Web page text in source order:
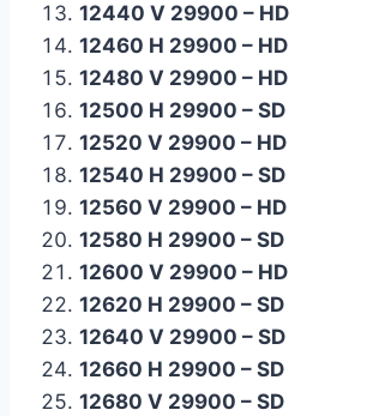
12440 V 29900 – HD
12460 H 29900 – HD
12480 V 29900 – HD
12500 H 29900 – SD
12520 V 29900 – HD
12540 H 29900 – SD
12560 V 29900 – HD
12580 H 29900 – SD
12600 V 29900 – HD
12620 H 29900 – SD
12640 V 29900 – SD
12660 H 29900 – SD
12680 V 29900 – SD